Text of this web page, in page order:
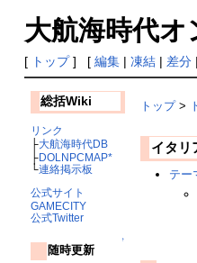
大航海時代
[ トップ] [ 編集| 凍結| 差分|
総括Wiki
リンク
├大航海時代DB
├DOLNPCMAP*
└連絡掲示板
公式サイト
GAMECITY
公式Twitter
↑
随時更新
トップ>
イタリ
テー